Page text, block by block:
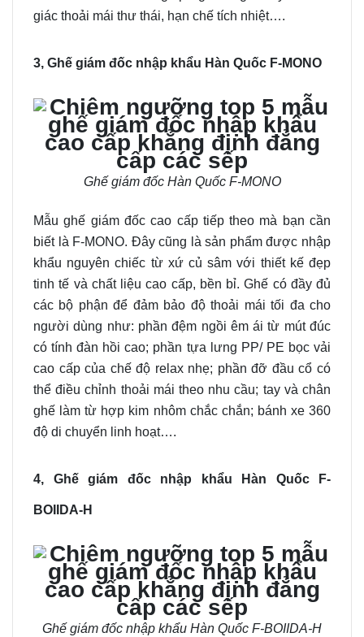
giác thoải mái thư thái, hạn chế tích nhiệt….
3, Ghế giám đốc nhập khẩu Hàn Quốc F-MONO
Ghế giám đốc Hàn Quốc F-MONO
Mẫu ghế giám đốc cao cấp tiếp theo mà bạn cần
biết là F-MONO. Đây cũng là sản phẩm được nhập
khẩu nguyên chiếc từ xứ củ sâm với thiết kế đẹp
tinh tế và chất liệu cao cấp, bền bỉ. Ghế có đầy đủ
các bộ phận để đảm bảo độ thoải mái tối đa cho
người dùng như: phần đệm ngồi êm ái từ mút đúc
có tính đàn hồi cao; phần tựa lưng PP/ PE bọc vải
cao cấp của chế độ relax nhẹ; phần đỡ đầu cổ có
thể điều chỉnh thoải mái theo nhu cầu; tay và chân
ghế làm từ hợp kim nhôm chắc chắn; bánh xe 360
độ di chuyển linh hoạt….
4, Ghế giám đốc nhập khẩu Hàn Quốc F-
BOIIDA-H
Ghế giám đốc nhập khẩu Hàn Quốc F-BOIIDA-H